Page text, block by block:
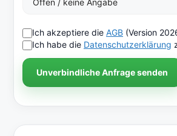
Ich akzeptiere die AGB (Version
Ich habe die Datenschutzerklärung
Unverbindliche Anfrage senden